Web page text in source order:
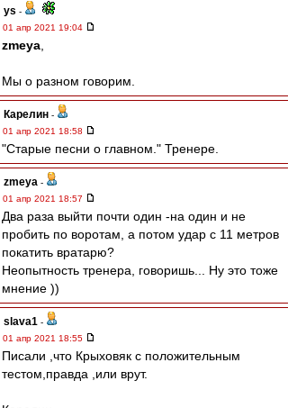
ys -
01 апр 2021 19:04
zmeya
Мы о разном говорим.
Карелин -
01 апр 2021 18:58
"Старые песни о главном." Тренере.
zmeya -
01 апр 2021 18:57
Два раза выйти почти один -на один и не
пробить по воротам, а потом удар с 11 метров
покатить вратарю?
Неопытность тренера, говоришь... Ну это тоже
мнение ))
slava1 -
01 апр 2021 18:55
Писали ,что Крыховяк с положительным
тестом,правда ,или врут.